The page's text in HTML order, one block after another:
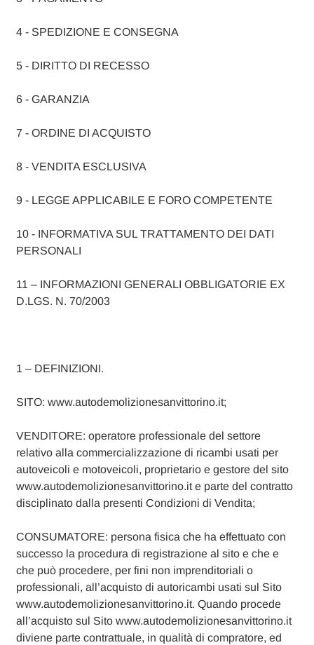
4 - SPEDIZIONE E CONSEGNA
5 - DIRITTO DI RECESSO
6 - GARANZIA
7 - ORDINE DI ACQUISTO
8 - VENDITA ESCLUSIVA
9 - LEGGE APPLICABILE E FORO COMPETENTE
10 - INFORMATIVA SUL TRATTAMENTO DEI DATI
PERSONALI
11 – INFORMAZIONI GENERALI OBBLIGATORIE EX
D.LGS. N. 70/2003
1 – DEFINIZIONI.
SITO: www.autodemolizionesanvittorino.it;
VENDITORE: operatore professionale del settore
relativo alla commercializzazione di ricambi usati per
autoveicoli e motoveicoli, proprietario e gestore del sito
www.autodemolizionesanvittorino.it e parte del contratto
disciplinato dalla presenti Condizioni di Vendita;
CONSUMATORE: persona fisica che ha effettuato con
successo la procedura di registrazione al sito e che e
che può procedere, per fini non imprenditoriali o
professionali, all’acquisto di autoricambi usati sul Sito
www.autodemolizionesanvittorino.it. Quando procede
all’acquisto sul Sito www.autodemolizionesanvittorino.it
diviene parte contrattuale, in qualità di compratore, ed